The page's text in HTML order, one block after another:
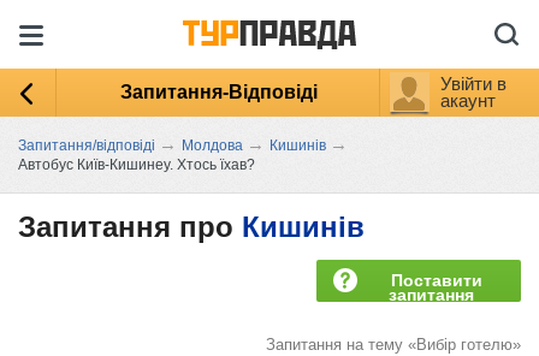
Запитання-Відповіді
Увійти в
акаунт
Запитання/відповіді → Молдова → Кишинів →
Автобус Київ-Кишинеу. Хтось їхав?
Запитання про Кишинів
Поставити
запитання
Запитання на тему «Вибір готелю»